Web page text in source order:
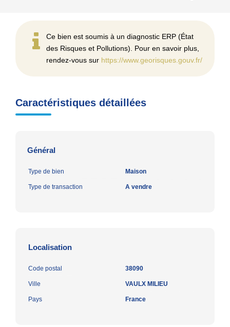
Ce bien est soumis à un diagnostic ERP (État
des Risques et Pollutions). Pour en savoir plus,
rendez-vous sur https://www.georisques.gouv.fr/
Caractéristiques détaillées
Général
Type de bien Maison
Type de transaction A vendre
Localisation
Code postal 38090
Ville VAULX MILIEU
Pays France